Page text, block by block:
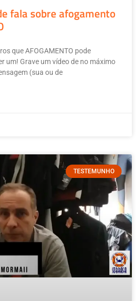
fala sobre afogamento
que AFOGAMENTO pode
um! Grave um vídeo de no máximo
(sua ou de
TESTEMUNHO